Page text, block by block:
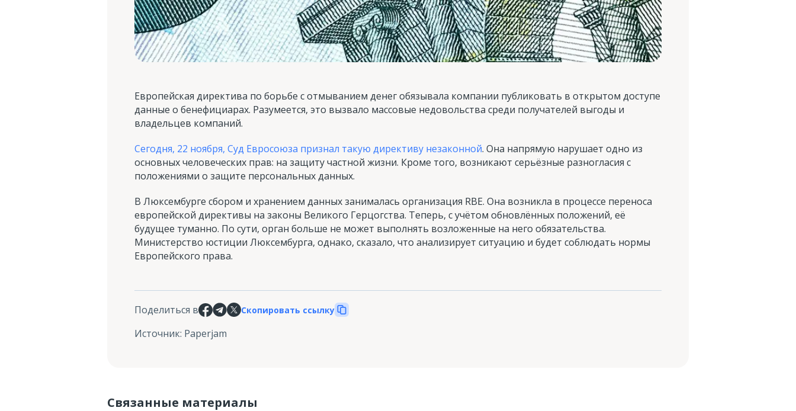
Европейская директива по борьбе с отмыванием денег обязывала компании публиковать в открытом доступе
данные о бенефициарах. Разумеется, это вызвало массовые недовольства среди получателей выгоды и
владельцев компаний.
Сегодня, 22 ноября, Суд Евросоюза признал такую директиву незаконной. Она напрямую нарушает одно из
основных человеческих прав: на защиту частной жизни. Кроме того, возникают серьёзные разногласия с
положениями о защите персональных данных.
В Люксембурге сбором и хранением данных занималась организация RBE. Она возникла в процессе переноса
европейской директивы на законы Великого Герцогства. Теперь, с учётом обновлённых положений, её
будущее туманно. По сути, орган больше не может выполнять возложенные на него обязательства.
Министерство юстиции Люксембурга, однако, сказало, что анализирует ситуацию и будет соблюдать нормы
Европейского права.
Поделиться в Скопировать ссылку
Источник: Paperjam
Связанные материалы